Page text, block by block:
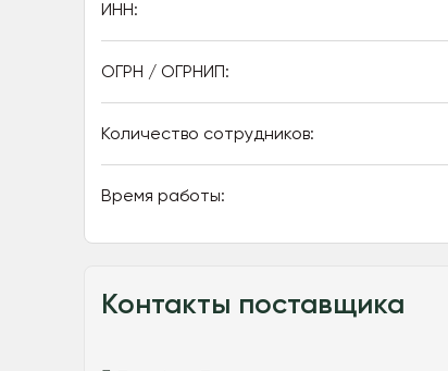
ИНН:
ОГРН / ОГРНИП:
Количество сотрудников:
Время работы:
Контакты поставщика